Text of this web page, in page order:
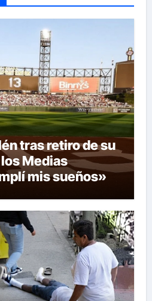
tras retiro de su
Medias
mis sueños»